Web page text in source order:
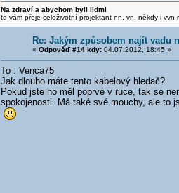
Na zdraví a abychom byli lidmi
to vám přeje celoživotní projektant nn, vn, někdy i vvn
Re: Jakým způsobem najít vadu
« Odpověď #14 kdy:04.07.2012, 18:45 »
To : Venca75
Jak dlouho máte tento kabelový hledač?
Pokud jste ho měl poprvé v ruce, tak se
spokojenosti. Má také své mouchy, ale to